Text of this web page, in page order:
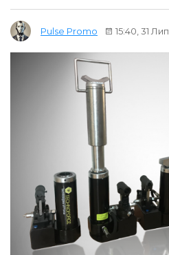
Pulse Promo 15:40, 31